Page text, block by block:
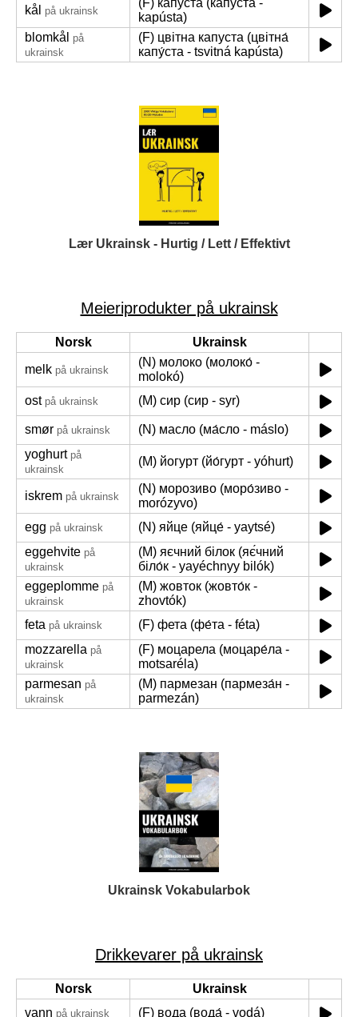
kål
på ukrainsk
(F) капуста (капу́ста -
kapústa)
blomkål
på
ukrainsk
(F) цвітна капуста (цвітна́
капу́ста - tsvitná kapústa)
Lær Ukrainsk - Hurtig / Lett / Effektivt
Meieriprodukter på ukrainsk
Norsk
Ukrainsk
melk på ukrainsk
(N) молоко (молоко́ -
molokó)
ost på ukrainsk (M) сир (сир - syr)
smør på ukrainsk
(N) масло (ма́сло - máslo)
yoghurt på
ukrainsk
(M) йогурт (йо́гурт - yóhurt)
iskrem på ukrainsk
(N) морозиво (моро́зиво -
morózyvo)
egg på ukrainsk
(N) яйце (яйце́ - yaytsé)
eggehvite på
ukrainsk
(M) яєчний білок (яє́чний
біло́к - yayéchnyy bilók)
eggeplomme på
ukrainsk
(M) жовток (жовто́к -
zhovtók)
feta på ukrainsk
(F) фета (фе́та - féta)
mozzarella på
ukrainsk
(F) моцарела (моцаре́ла -
motsaréla)
parmesan på
ukrainsk
(M) пармезан (пармеза́н -
parmezán)
Ukrainsk Vokabularbok
Drikkevarer på ukrainsk
Norsk
Ukrainsk
vann på ukrainsk (F) вода (вода́ - vodá)